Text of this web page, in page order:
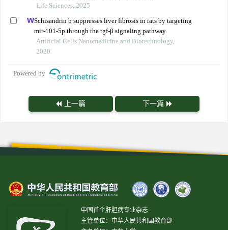
Life Sciences, 2025
Schisandrin b suppresses liver fibrosis in rats by targeting
mir-101-5p through the tgf-β signaling pathway
Artificial Cells Nanomedicine and Biotechnology,
2020
Powered by
上一篇 下一篇
中国首个肝胆病专业杂志
主管单位：中华人民共和国教育部